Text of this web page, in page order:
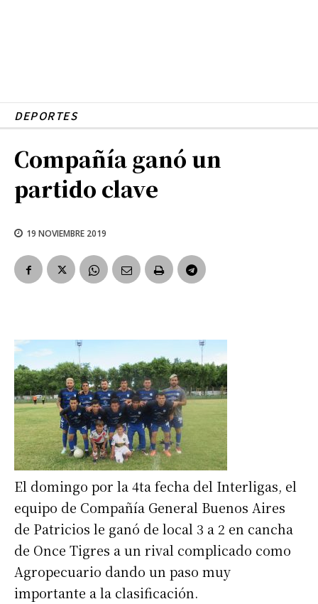
DEPORTES
Compañía ganó un
partido clave
19 NOVIEMBRE 2019
El domingo por la 4ta fecha del Interligas, el
equipo de Compañía General Buenos Aires
de Patricios le ganó de local 3 a 2 en cancha
de Once Tigres a un rival complicado como
Agropecuario dando un paso muy
importante a la clasificación.